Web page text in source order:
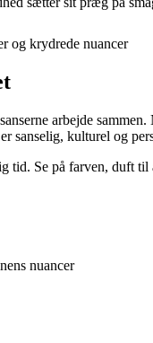
og krydrede nuancer
arbejde
sanselig, kulturel og
tid. Se på farven, duft
nuancer